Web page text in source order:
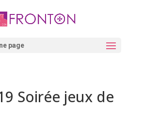
page
Soirée jeux de